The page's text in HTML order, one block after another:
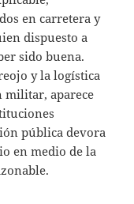
en carretera y
dispuesto a
sido buena.
y la logística
militar, aparece
pública devora
en medio de la